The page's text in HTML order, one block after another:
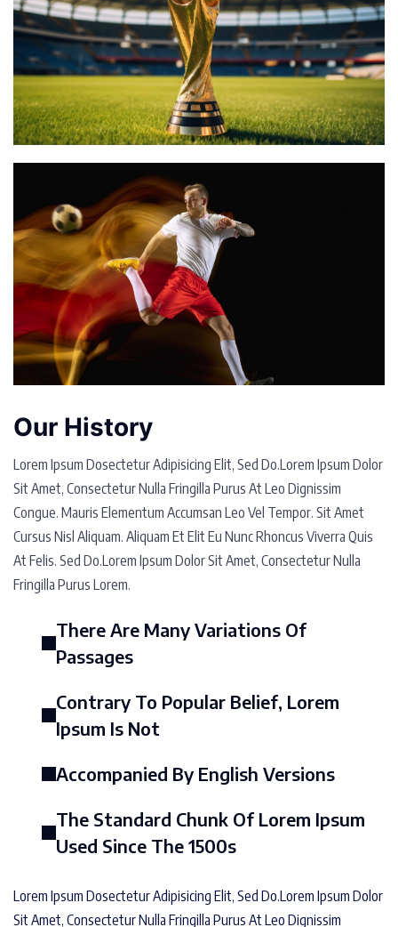
Our History
Lorem Ipsum Dosectetur Adipisicing Elit, Sed Do.Lorem Ipsum Dolor
Sit Amet, Consectetur Nulla Fringilla Purus At Leo Dignissim
Congue. Mauris Elementum Accumsan Leo Vel Tempor. Sit Amet
Cursus Nisl Aliquam. Aliquam Et Elit Eu Nunc Rhoncus Viverra Quis
At Felis. Sed Do.Lorem Ipsum Dolor Sit Amet, Consectetur Nulla
Fringilla Purus Lorem.
There Are Many Variations Of
Passages
Contrary To Popular Belief, Lorem
Ipsum Is Not
Accompanied By English Versions
The Standard Chunk Of Lorem Ipsum
Used Since The 1500s
Lorem Ipsum Dosectetur Adipisicing Elit, Sed Do.Lorem Ipsum Dolor
Sit Amet, Consectetur Nulla Fringilla Purus At Leo Dignissim